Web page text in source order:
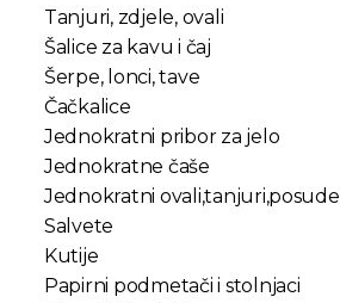
Tanjuri, zdjele, ovali
Šalice za kavu i čaj
Šerpe, lonci, tave
Čačkalice
Jednokratni pribor za jelo
Jednokratne čaše
Jednokratni ovali,tanjuri,posude
Salvete
Kutije
Papirni podmetači i stolnjaci